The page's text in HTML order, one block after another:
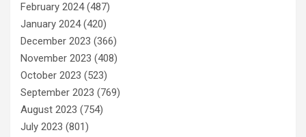
February 2024(487)
January 2024(420)
December 2023 (366)
November 2023 (408)
October 2023 (523)
September 2023 (769)
August 2023 (754)
July 2023 (801)